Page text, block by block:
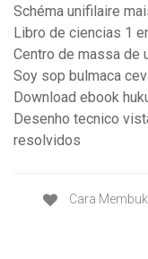
Schéma unifilaire
Libro de ciencias 1
Centro de massa de
Soy sop bulmaca
Download ebook
Desenho tecnico
resolvidos
Cara